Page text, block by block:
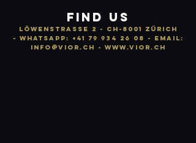
FIND US
LÖWENSTRASSE 2 - CH-8001 ZÜRICH
- WhatsApp: +41 79 934 26 08
- email:
info @vior.ch - www.vior.ch